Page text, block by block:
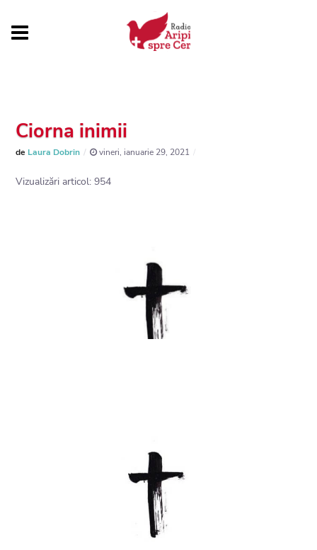
Ciorna inimii
de Laura Dobrin vineri, ianuarie 29, 2021
Vizualizări articol: 954